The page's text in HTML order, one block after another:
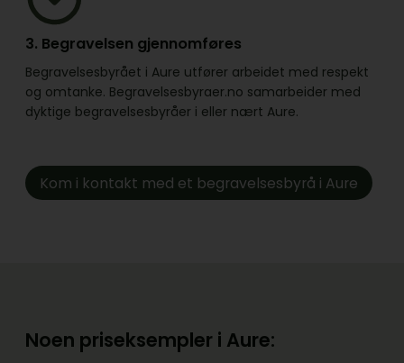
3. Begravelsen gjennomføres
Begravelsesbyrået i Aure utfører arbeidet med respekt
og omtanke. Begravelsesbyraer.no samarbeider med
dyktige begravelsesbyråer i eller nært Aure.
Kom i kontakt med et begravelsesbyrå i Aure
Noen priseksempler i Aure: